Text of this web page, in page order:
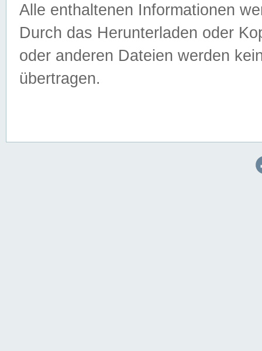
Alle enthaltenen Informationen
Durch das Herunterladen oder
oder anderen Dateien werden
übertragen.